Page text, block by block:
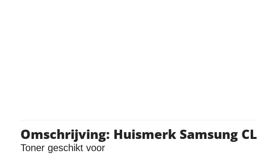
Omschrijving: Huismerk Samsung
Toner geschikt voor